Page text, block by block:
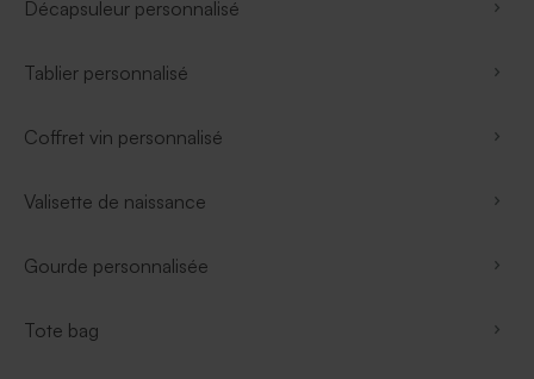
Décapsuleur personnalisé
Tablier personnalisé
Coffret vin personnalisé
Valisette de naissance
Gourde personnalisée
Tote bag